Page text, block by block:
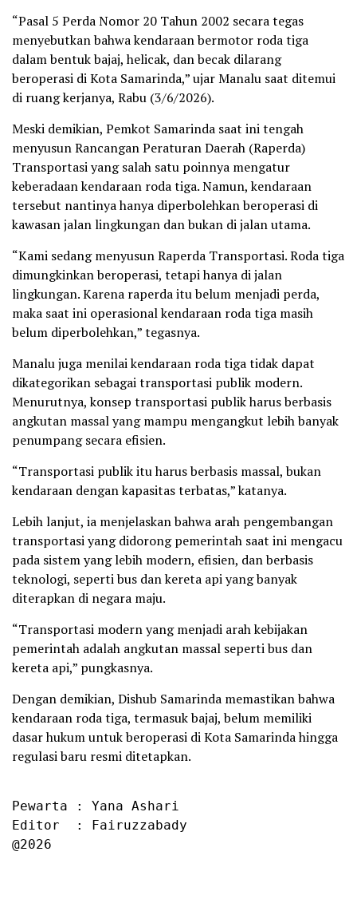
“Pasal 5 Perda Nomor 20 Tahun 2002 secara tegas
menyebutkan bahwa kendaraan bermotor roda tiga
dalam bentuk bajaj, helicak, dan becak dilarang
beroperasi di Kota Samarinda,” ujar Manalu saat ditemui
di ruang kerjanya, Rabu (3/6/2026).
Meski demikian, Pemkot Samarinda saat ini tengah
menyusun Rancangan Peraturan Daerah (Raperda)
Transportasi yang salah satu poinnya mengatur
keberadaan kendaraan roda tiga. Namun, kendaraan
tersebut nantinya hanya diperbolehkan beroperasi di
kawasan jalan lingkungan dan bukan di jalan utama.
“Kami sedang menyusun Raperda Transportasi. Roda tiga
dimungkinkan beroperasi, tetapi hanya di jalan
lingkungan. Karena raperda itu belum menjadi perda,
maka saat ini operasional kendaraan roda tiga masih
belum diperbolehkan,” tegasnya.
Manalu juga menilai kendaraan roda tiga tidak dapat
dikategorikan sebagai transportasi publik modern.
Menurutnya, konsep transportasi publik harus berbasis
angkutan massal yang mampu mengangkut lebih banyak
penumpang secara efisien.
“Transportasi publik itu harus berbasis massal, bukan
kendaraan dengan kapasitas terbatas,” katanya.
Lebih lanjut, ia menjelaskan bahwa arah pengembangan
transportasi yang didorong pemerintah saat ini mengacu
pada sistem yang lebih modern, efisien, dan berbasis
teknologi, seperti bus dan kereta api yang banyak
diterapkan di negara maju.
“Transportasi modern yang menjadi arah kebijakan
pemerintah adalah angkutan massal seperti bus dan
kereta api,” pungkasnya.
Dengan demikian, Dishub Samarinda memastikan bahwa
kendaraan roda tiga, termasuk bajaj, belum memiliki
dasar hukum untuk beroperasi di Kota Samarinda hingga
regulasi baru resmi ditetapkan.
Pewarta : Yana Ashari
Editor  : Fairuzzabady
@2026